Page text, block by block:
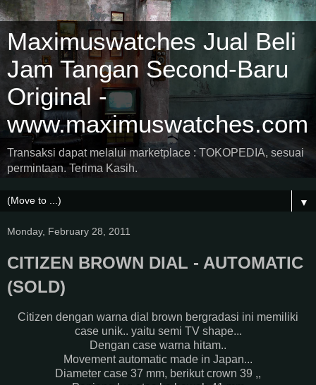
Maximuswatches Jual Beli
Jam Tangan Second-Baru
Original -
www.maximuswatches.com
Transaksi dapat melalui marketplace : TOKOPEDIA, sesuai
permintaan. Terima Kasih.
▼
Monday, February 28, 2011
CITIZEN BROWN DIAL - AUTOMATIC
(SOLD)
Citizen dengan warna dial brown bergradasi ini memiliki
case unik.. yaitu semi TV shape...
Dengan case warna hitam..
Movement automatic made in Japan...
Diameter case 37 mm, berikut crown 39 ,,